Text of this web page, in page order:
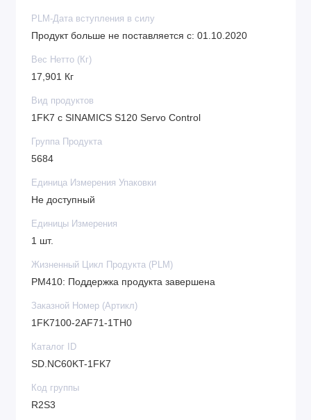
PLM-Дата вступления в силу
Продукт больше не поставляется с: 01.10.2020
Вес Нетто (Кг)
17,901 Кг
Вид продуктов
1FK7 с SINAMICS S120 Servo Control
Группа Продукта
5684
Единица Измерения Упаковки
Не доступный
Единицы Измерения
1 шт.
Жизненный Цикл Продукта (PLM)
PM410: Поддержка продукта завершена
Заказной Номер (Артикл)
1FK7100-2AF71-1TH0
Каталог ID
SD.NC60KT-1FK7
Код группы
R2S3